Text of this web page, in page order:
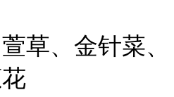
草、金针菜、